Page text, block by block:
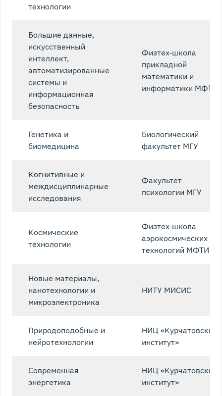
технологии
Большие данные,
искусственный
интеллект,
автоматизированные
системы и
информационная
безопасность
Физтех-школа
прикладной
математики и
информатики МФТИ
Генетика и
биомедицина
Биологический
факультет МГУ
Когнитивные и
междисциплинарные
исследования
Факультет
психологии МГУ
Космические
технологии
Физтех-школа
аэрокосмических
технологий МФТИ
Новые материалы,
нанотехнологии и
микроэлектроника
НИТУ МИСИС
Природоподобные и
нейротехнологии
НИЦ «Курчатовский
институт»
Современная
энергетика
НИЦ «Курчатовский
институт»